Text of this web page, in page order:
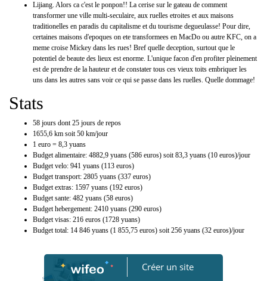
Lijiang. Alors ca c'est le ponpon!! La cerise sur le gateau de comment
transformer une ville multi-seculaire, aux ruelles etroites et aux maisons
traditionelles en paradis du capitalisme et du tourisme degueulasse! Pour dire,
certaines maisons d'epoques on ete transformees en MacDo ou autre KFC, on a
meme croise Mickey dans les rues! Bref quelle deception, surtout que le
potentiel de beaute des lieux est enorme. L'unique facon d'en profiter pleinement
est de prendre de la hauteur et de constater tous ces vieux toits embriquer les
uns dans les autres sans voir ce qui se passe dans les ruelles. Quelle dommage!
Stats
58 jours dont 25 jours de repos
1655,6 km soit 50 km/jour
1 euro = 8,3 yuans
Budget alimentaire: 4882,9 yuans (586 euros) soit 83,3 yuans (10 euros)/jour
Budget velo: 941 yuans (113 euros)
Budget transport: 2805 yuans (337 euros)
Budget extras: 1597 yuans (192 euros)
Budget sante: 482 yuans (58 euros)
Budget hebergement: 2410 yuans (290 euros)
Budget visas: 216 euros (1728 yuans)
Budget total: 14 846 yuans (1 855,75 euros) soit 256 yuans (32 euros)/jour
Créer un site